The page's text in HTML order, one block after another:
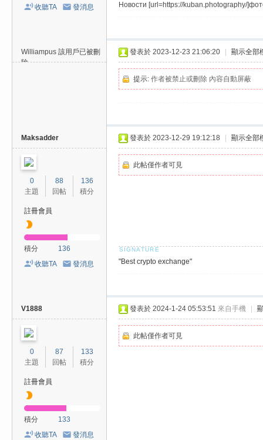
收聽TA
發消息 Новости [url=https://kuban.photography/
Williampus 該用戶已被刪
除
發表於 2023-12-23 21:06:20 顯示全部
提示: 作者被禁止或刪除 內容自動屏蔽
Maksadder
0
主題
88
回帖
136
積分
註冊會員
積分
136
收聽TA
發消息
發表於 2023-12-29 19:12:18 顯示全部
此帖僅作者可見
"Best crypto exchange"
V1888
0
主題
87
回帖
133
積分
註冊會員
積分
133
收聽TA
發消息
發表於 2024-1-24 05:53:51 來自手機
此帖僅作者可見